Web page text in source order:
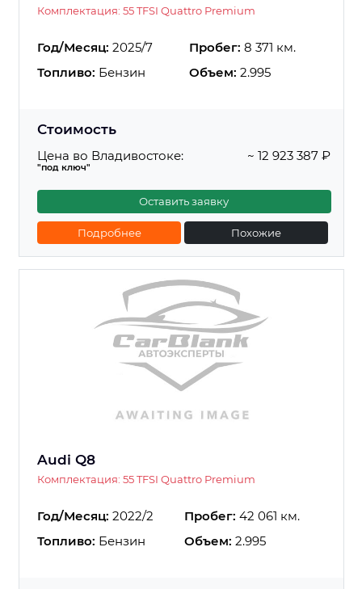
Комплектация: 55 TFSI Quattro Premium
Год/Месяц: 2025/7 Пробег: 8 371 км.
Топливо: Бензин Объем: 2.995
Стоимость
Цена во Владивостоке:
"под ключ"
~ 12 923 387 ₽
Оставить заявку
Подробнее Похожие
Audi Q8
Комплектация: 55 TFSI Quattro Premium
Год/Месяц: 2022/2 Пробег: 42 061 км.
Топливо: Бензин Объем: 2.995